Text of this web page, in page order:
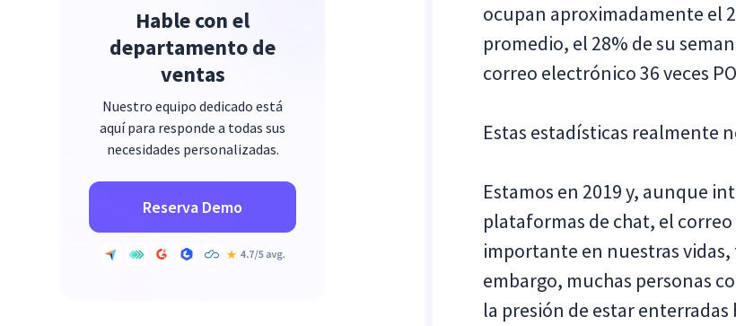
Hable con el
departamento de
ventas
Nuestro equipo dedicado está
aquí para responde a todas sus
necesidades personalizadas.
Reserva Demo
ocupan aproximadamente el
promedio, el 28% de su
correo electrónico 36 veces
Estas estadísticas realmente
Estamos en 2019 y, aunque
plataformas de chat, el
importante en nuestras
embargo, muchas personas
la presión de estar